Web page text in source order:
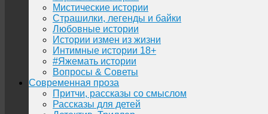
Мистические истории
Страшилки, легенды и байки
Любовные истории
Истории измен из жизни
Интимные истории 18+
#Яжемать истории
Вопросы & Советы
Современная проза
Притчи, рассказы со смыслом
Рассказы для детей